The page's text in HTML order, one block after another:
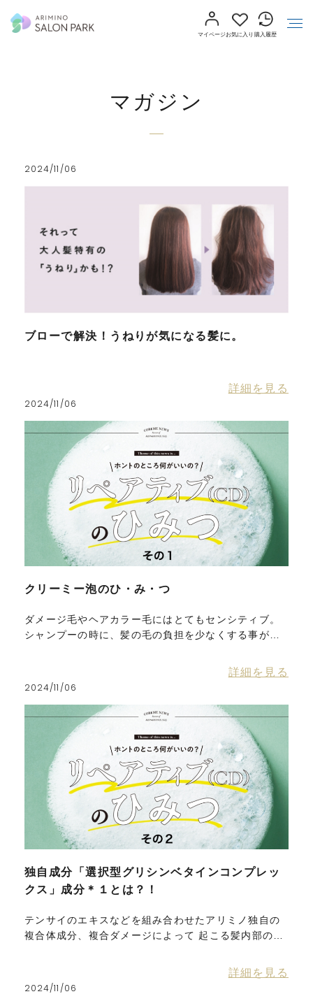
マイページお気に入り 購入履歴
マガジン
2024/11/06
ブローで解決！うねりが気になる髪に。
詳細を見る
2024/11/06
クリーミー泡のひ・み・つ
ダメージ毛やヘアカラー毛にはとてもセンシティブ。
シャンプーの時に、髪の毛の負担を少なくする事がと
ので、髪の毛を優しく扱うために、 使用感にはとても
こだわって作らせていただいています。 弱くなった髪
の毛のためにとにかく摩擦が少なくなるようなシャン
詳細を見る
2024/11/06
独自成分「選択型グリシンベタインコンプレッ
クス」成分＊１とは？！
テンサイのエキスなどを組み合わせたアリミノ独自の
複合体成分、複合ダメージによって 起こる髪内部のゆ
詳細を見る
2024/11/06